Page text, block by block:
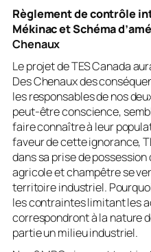
Règlement de contrôle
Mékinac et Schéma
Chenaux
Le projet de TES Canada
Des Chenaux des
les responsables de nos
peut-être conscience,
faire connaître à leur
faveur de cette ignorance,
dans sa prise de
agricole et champêtre se
territoire industriel.
les contraintes limitant les
correspondront à la nature
partie un milieu industriel.